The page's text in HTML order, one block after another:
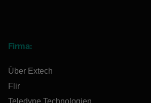
Firma:
Über Extech
Flir
Teledyne Technologien